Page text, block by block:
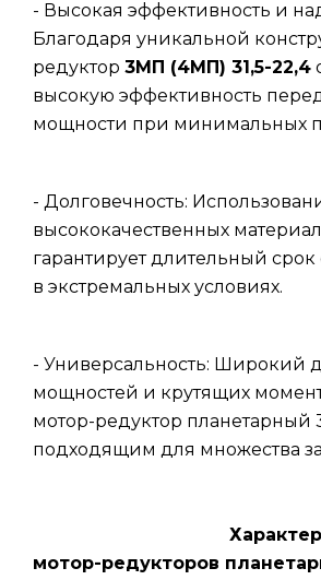
- Высокая эффективность и
Благодаря уникальной
редуктор 3МП (4МП) 31,5-22,4
высокую эффективность
мощности при минимальных
- Долговечность:
высококачественных
гарантирует длительный
в экстремальных условиях.
- Универсальность: Широкий
мощностей и крутящих
мотор-редуктор
подходящим для множества
мотор-редукторов